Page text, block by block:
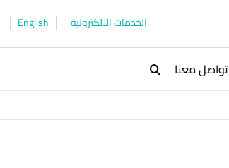
الخدمات الالكترونية English
تواصل معنا